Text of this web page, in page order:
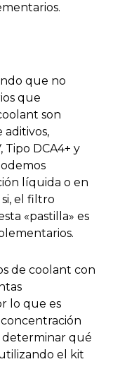
que no
que
son
aditivos,
Tipo DCA4+ y
líquida o en
el filtro
«pastilla» es
de coolant con
lo que es
qué
el kit